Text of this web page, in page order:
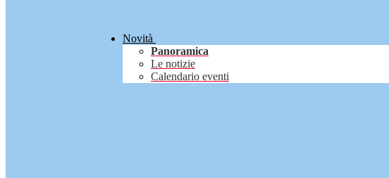
Novità
Panoramica
Le notizie
Calendario eventi